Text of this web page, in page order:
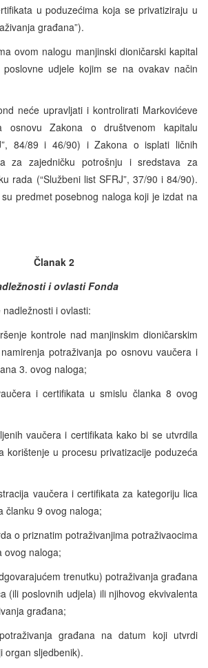
u poduzećima koja se privatiziraju u
građana”).
manjinski dioničarski kapital
udjele kojim se na ovakav način
i kontrolirati Markovićeve
osnovu Zakona o društvenom kapitalu
84/89 i 46/90) i Zakona o isplati ličnih
za zajedničku potrošnju i sredstava za
rada (“Službeni list SFRJ”, 37/90 i 84/90).
predmet posebnog naloga koji je izdat na
Članak 2
i ovlasti Fonda
i ovlasti:
kontrole nad manjinskim dioničarskim
potraživanja po osnovu vaučera i
3. ovog naloga;
i certifikata u smislu članka 8 ovog
vaučera i certifikata kako bi se utvrdila
korištenje u procesu privatizacije poduzeća
vaučera i certifikata za kategoriju lica
članku 9 ovog naloga;
o priznatim potraživanjima potraživaocima
ovog naloga;
trenutku) potraživanja građana
(ili poslovnih udjela) ili njihovog ekvivalenta
građana;
građana na datum koji utvrdi
organ sljedbenik).